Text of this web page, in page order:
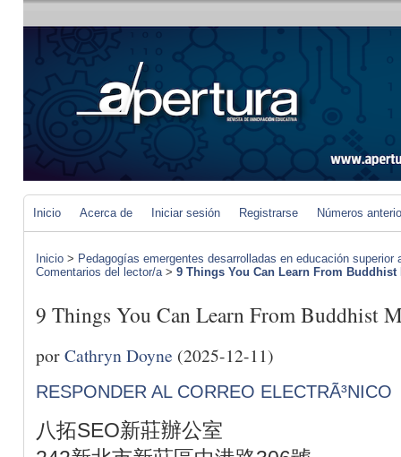
Inicio Acerca de Iniciar sesión Registrarse Números
Inicio > Pedagogías emergentes desarrolladas en educación
Comentarios del lector/a> 9 Things You Can Learn From Buddhist
9 Things You Can Learn From Buddhist
porCathryn Doyne (2025-12-11)
RESPONDER AL CORREO ELECTRÃ³NICO
八拓SEO新莊辦公室